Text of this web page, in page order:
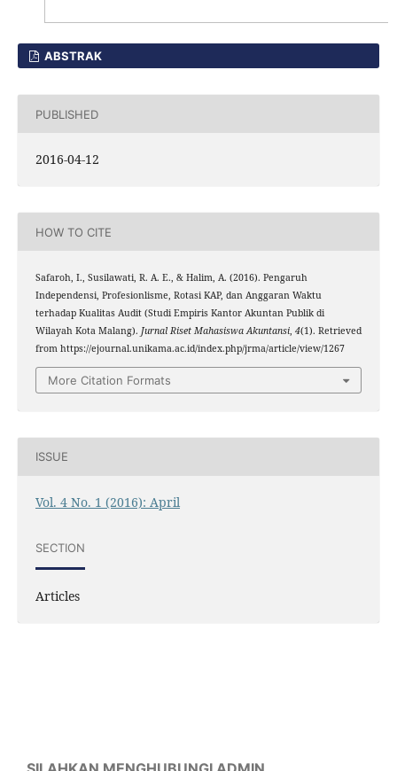
ABSTRAK
PUBLISHED
2016-04-12
HOW TO CITE
Safaroh, I., Susilawati, R. A. E., & Halim, A. (2016). Pengaruh
Independensi, Profesionlisme, Rotasi KAP, dan Anggaran Waktu
terhadap Kualitas Audit (Studi Empiris Kantor Akuntan Publik di
Wilayah Kota Malang). Jurnal Riset Mahasiswa Akuntansi, 4(1). Retrieved
from https://ejournal.unikama.ac.id/index.php/jrma/article/view/1267
More Citation Formats
ISSUE
Vol. 4 No. 1 (2016): April
SECTION
Articles